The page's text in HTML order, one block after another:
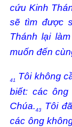
cứu Kinh
sẽ tìm được
Thánh lại
muốn đến
41 Tôi không
biết: các
Chúa.43
Tôi
các ông